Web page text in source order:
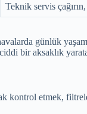
Teknik servis
günlük
bir aksaklık
kontrol etmek,